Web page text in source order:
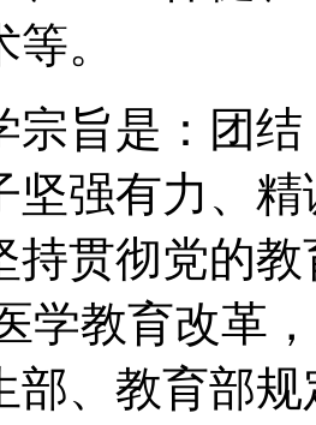
。
宗旨是：团
坚强有力、
持贯彻党的
学教育改革
部、教育部